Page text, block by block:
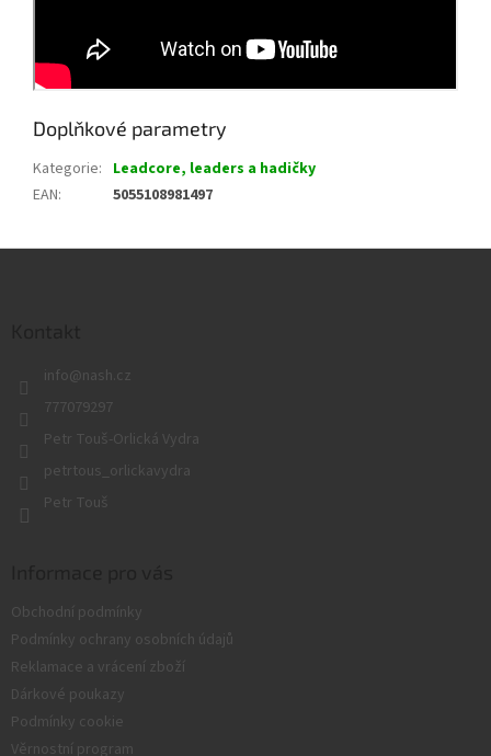
Doplňkové parametry
Kategorie: Leadcore, leaders a hadičky
EAN: 5055108981497
info@nash.cz
777079297
Petr Touš-Orlická Vydra
petrtous_orlickavydra
Petr Touš
Obchodní podmínky
Podmínky ochrany osobních údajů
Reklamace a vrácení zboží
Dárkové poukazy
Podmínky cookie
Věrnostní program